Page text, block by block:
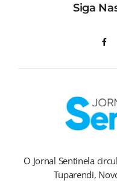
Siga
O Jornal Sentinela
Tuparendi,